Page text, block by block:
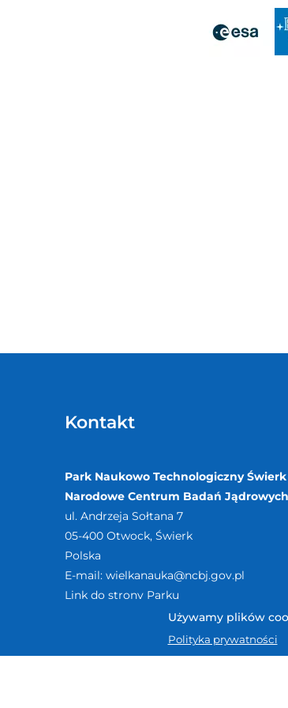
Kontakt
Park Naukowo Technologiczny Świerk
Narodowe Centrum Badań Jądrowych
ul. Andrzeja Sołtana 7
05-400 Otwock, Świerk
Polska
E-mail: wielkanauka@ncbj.gov.pl
Link do strony Parku
Używamy plików
Polityka prywatności